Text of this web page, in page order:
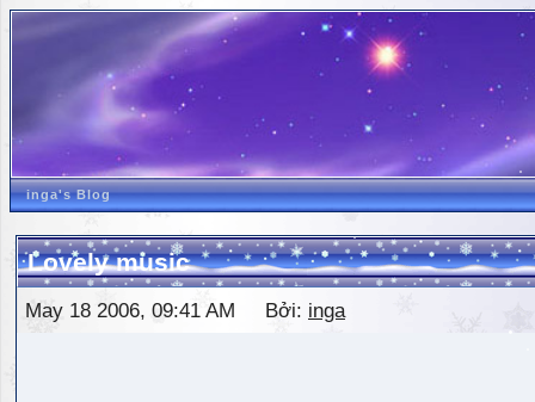
inga's Blog
Lovely music
May 18 2006, 09:41 AM Bởi: inga